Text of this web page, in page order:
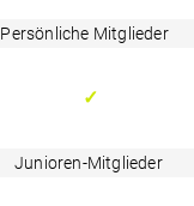
Persönliche Mitglieder
✓
Junioren-Mitglieder